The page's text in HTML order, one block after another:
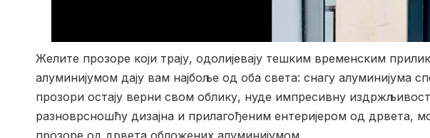
Желите прозоре који трају, одолијевају тешким временским
алуминијумом дају вам најбоље од оба света: снагу
прозори остају верни свом облику, нуде импресивну
разноврсношћу дизајна и прилагођеним ентеријером од дрвета,
прозоре од дрвета обложених алуминијумом.